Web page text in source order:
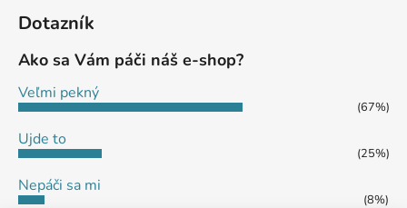
Dotazník
Ako sa Vám páči náš e-shop?
Veľmi pekný
(67%)
Ujde to
(25%)
Nepáči sa mi
(8%)